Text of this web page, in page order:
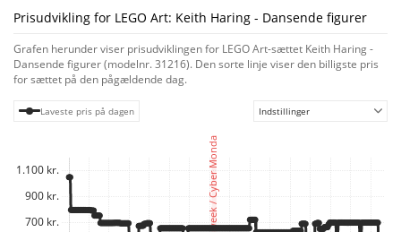
indretningsgenstand af de 1.773 LEGO klodser. Der medfølger 5 hæfter
med byggevejledning, 1 til hver af de 5 figurer, så du kan få en social
oplevelse med at skabe et stykke popkunst sammen med venner eller
familie. Når det rammeløse LEGO Keith Haring-kunstværk er bygget, har du
2 udstillingsmuligheder og kan enten hænge det på en væg eller sætte hver
figur på en stand og udstille dem, som du vil – de 5 figurer er separate
Sættet er en særlig gave til dig selv eller en kreativ gaveidé til enhver
Prisudvikling for LEGO Art: Keith Haring - Dansende figurer
Grafen herunder viser prisudviklingen for LEGO Art-sættet Keith Haring -
Dansende figurer (modelnr. 31216). Den sorte linje viser den billigste pris
for sættet på den pågældende dag.
Laveste pris på dagen Indstillinger